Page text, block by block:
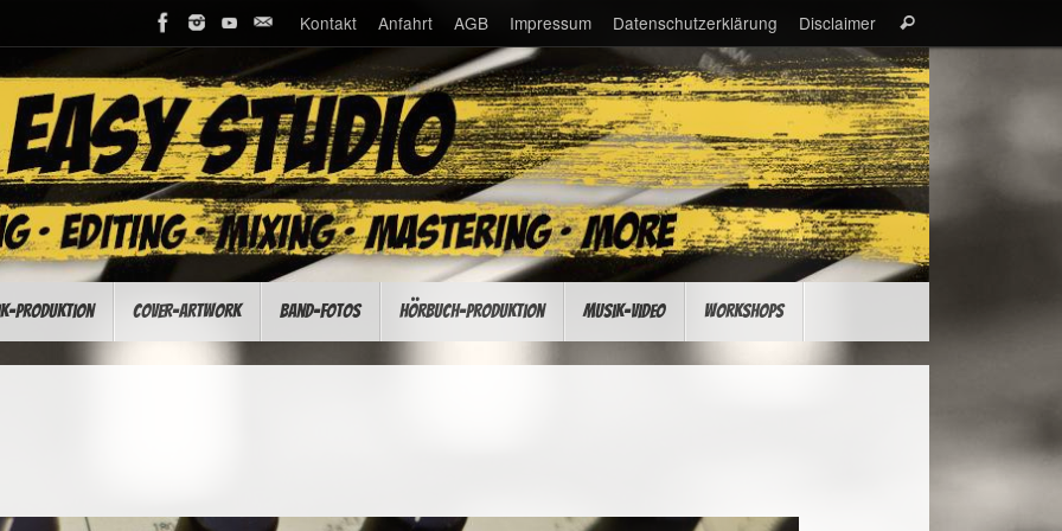
Kontakt Anfahrt AGB Impressum Datenschutzerklärung Disclaimer Suchen
Produktion Cover-Artwork Band-Fotos Hörbuch-Produktion Musik-Video Workshops